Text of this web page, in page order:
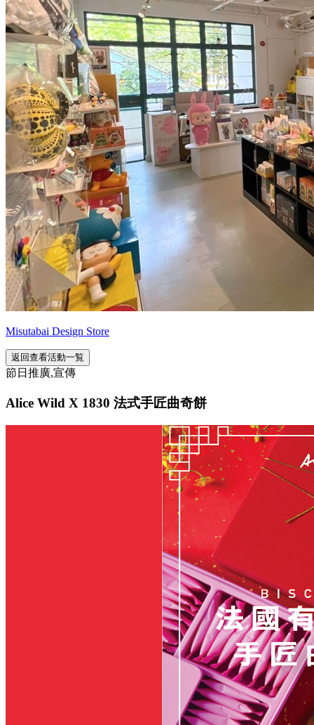
Misutabai Design Store
返回查看活動一覧
節日推廣,宣傳
Alice Wild X 1830 法式手匠曲奇餅